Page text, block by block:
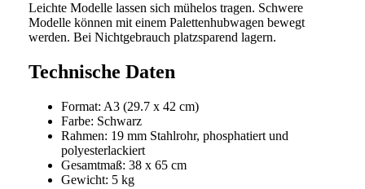
Leichte Modelle lassen sich mühelos tragen. Schwere
Modelle können mit einem Palettenhubwagen bewegt
werden. Bei Nichtgebrauch platzsparend lagern.
Technische Daten
Format: A3 (29.7 x 42 cm)
Farbe: Schwarz
Rahmen: 19 mm Stahlrohr, phosphatiert und
polyesterlackiert
Gesamtmaß: 38 x 65 cm
Gewicht: 5 kg